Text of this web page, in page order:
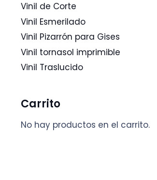
Vinil de Corte
Vinil Esmerilado
Vinil Pizarrón para Gises
Vinil tornasol imprimible
Vinil Traslucido
Carrito
No hay productos en el carrito.